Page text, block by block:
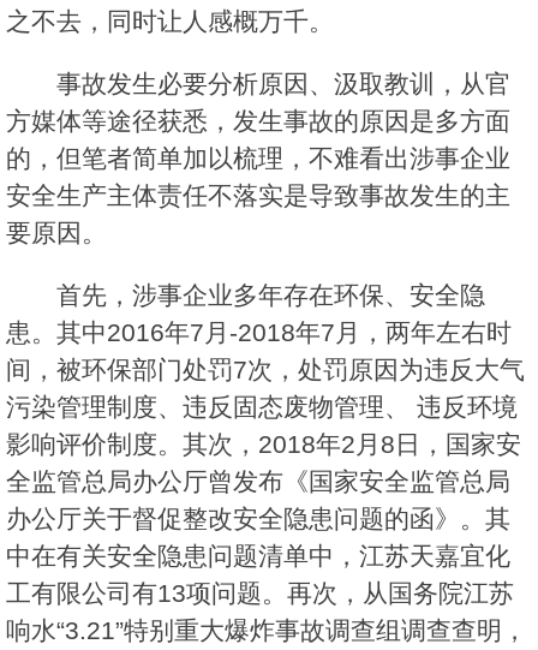
之不去，同时让人感概万千。
事故发生必要分析原因、汲取教训，从官
方媒体等途径获悉，发生事故的原因是多方面
的，但笔者简单加以梳理，不难看出涉事企业
安全生产主体责任不落实是导致事故发生的主
要原因。
首先，涉事企业多年存在环保、安全隐
患。其中2016年7月-2018年7月，两年左右时
间，被环保部门处罚7次，处罚原因为违反大气
污染管理制度、违反固态废物管理、 违反环境
影响评价制度。其次，2018年2月8日，国家安
全监管总局办公厅曾发布《国家安全监管总局
办公厅关于督促整改安全隐患问题的函》。其
中在有关安全隐患问题清单中，江苏天嘉宜化
工有限公司有13项问题。再次，从国务院江苏
响水“3.21”特别重大爆炸事故调查组调查查明，